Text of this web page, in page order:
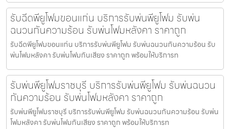
รับฉีดพียูโฟมขอนแก่น บริการรับพ่นพียูโฟม รับพ่น
ฉนวนกันความร้อน รับพ่นโฟมหลังคา ราคาถูก
รับฉีดพียูโฟมขอนแก่น บริการรับพ่นพียูโฟม รับพ่นฉนวนกันความร้อน รับ
พ่นโฟมหลังคา รับพ่นโฟมกันเสียง ราคาถูก พร้อมให้บริการท
รับพ่นพียูโฟมราชบุรี บริการรับพ่นพียูโฟม รับพ่นฉนวน
กันความร้อน รับพ่นโฟมหลังคา ราคาถูก
รับพ่นพียูโฟมราชบุรี บริการรับพ่นพียูโฟม รับพ่นฉนวนกันความร้อน รับพ่น
โฟมหลังคา รับพ่นโฟมกันเสียง ราคาถูก พร้อมให้บริการท